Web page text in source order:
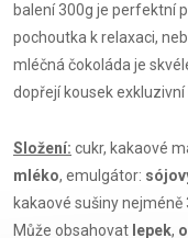
balení 300g je perfektní
pochoutka k relaxaci,
mléčná čokoláda je
dopřejí kousek exkluzivní
Složení: cukr, kakaové
mléko, emulgátor:
kakaové sušiny nejméně
Může obsahovat lepek,